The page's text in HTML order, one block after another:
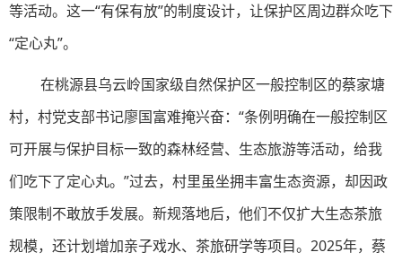
等活动。这一“有保有放”的制度设计，让保护区周边群众吃下
“定心丸”。
在桃源县乌云岭国家级自然保护区一般控制区的蔡家塘
村，村党支部书记廖国富难掩兴奋：“条例明确在一般控制区
可开展与保护目标一致的森林经营、生态旅游等活动，给我
们吃下了定心丸。”过去，村里虽坐拥丰富生态资源，却因政
策限制不敢放手发展。新规落地后，他们不仅扩大生态茶旅
规模，还计划增加亲子戏水、茶旅研学等项目。2025年，蔡